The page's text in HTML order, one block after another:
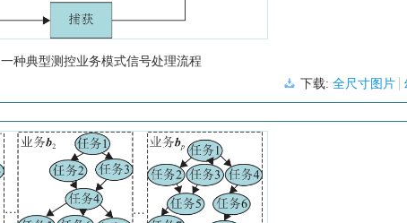
一种典型测控业务模式信号处理流程
下载: 全尺寸图片